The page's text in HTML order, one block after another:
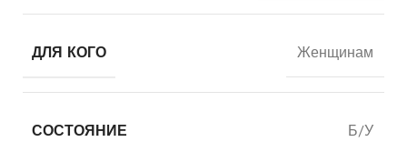
ДЛЯ КОГО Женщинам
СОСТОЯНИЕ Б/У